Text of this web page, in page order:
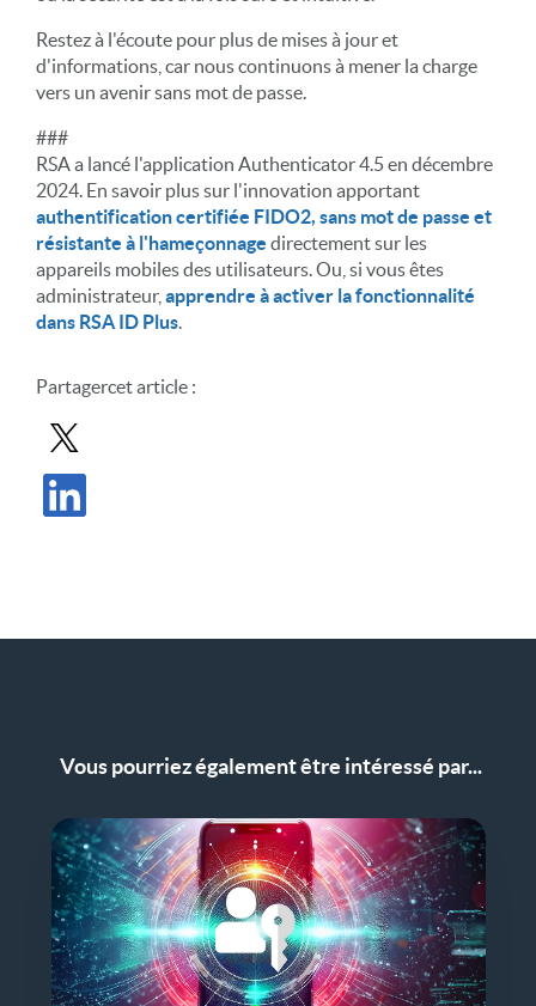
Restez à l'écoute pour plus de mises à jour et
d'informations, car nous continuons à mener la charge
vers un avenir sans mot de passe.
###
RSA a lancé l'application Authenticator 4.5 en décembre
2024. En savoir plus sur l'innovation apportant
authentification certifiée FIDO2, sans mot de passe et
résistante à l'hameçonnage directement sur les
appareils mobiles des utilisateurs. Ou, si vous êtes
administrateur, apprendre à activer la fonctionnalité
dans RSA ID Plus
Partagercet article :
Partager le message dans X
Vous pourriez également être intéressé par...